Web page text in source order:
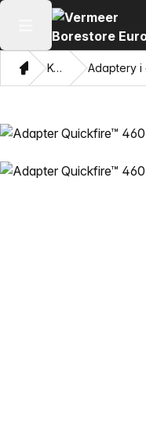
Otwórz menu
DomKatalog